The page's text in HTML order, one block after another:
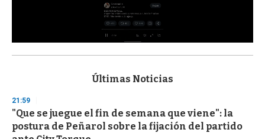
s
d
s
o
f
Últimas Noticias
21:59
"Que se juegue el fin de semana que viene": la
postura de Peñarol sobre la fijación del partido